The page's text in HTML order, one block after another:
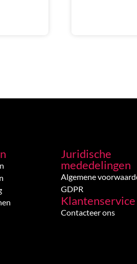
Juridische
mededelingen
Algemene
GDPR
Klantenservice
Contacteer ons